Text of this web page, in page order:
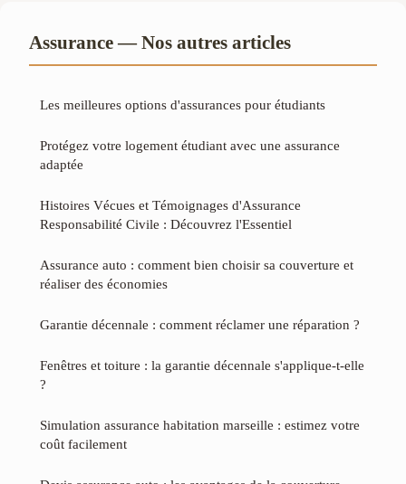
Assurance — Nos autres articles
Les meilleures options d'assurances pour étudiants
Protégez votre logement étudiant avec une assurance
adaptée
Histoires Vécues et Témoignages d'Assurance
Responsabilité Civile : Découvrez l'Essentiel
Assurance auto : comment bien choisir sa couverture et
réaliser des économies
Garantie décennale : comment réclamer une réparation ?
Fenêtres et toiture : la garantie décennale s'applique-t-elle
?
Simulation assurance habitation marseille : estimez votre
coût facilement